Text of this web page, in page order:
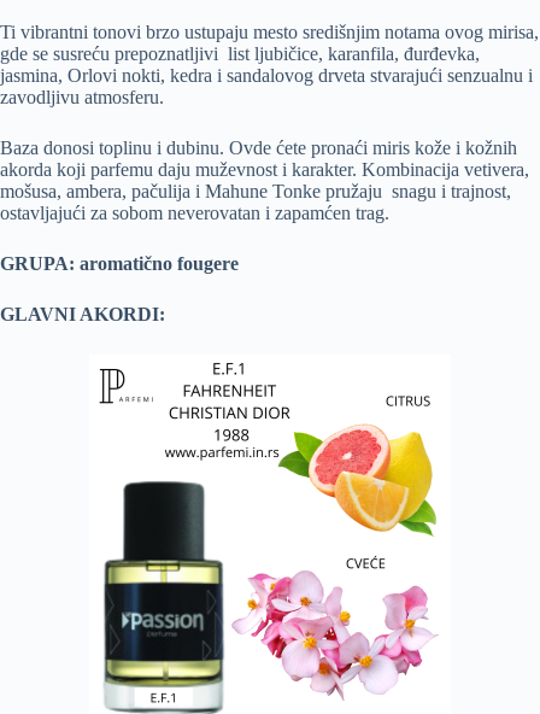
Ti vibrantni tonovi brzo ustupaju mesto središnjim notama ovog mirisa,
gde se susreću prepoznatljivi list ljubičice, karanfila, đurđevka,
jasmina, Orlovi nokti, kedra i sandalovog drveta stvarajući senzualnu i
zavodljivu atmosferu.
Baza donosi toplinu i dubinu. Ovde ćete pronaći miris kože i kožnih
akorda koji parfemu daju muževnost i karakter. Kombinacija vetivera,
mošusa, ambera, pačulija i Mahune Tonke pružaju snagu i trajnost,
ostavljajući za sobom neverovatan i zapamćen trag.
GRUPA: aromatično fougere
GLAVNI AKORDI: